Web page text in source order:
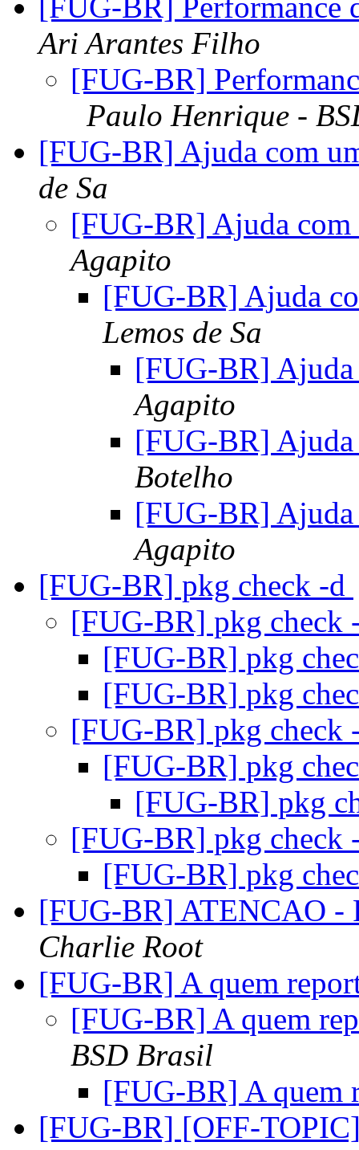
[FUG-BR]
Ari Arantes Filho
[FUG-BR]
Paulo Henrique -
[FUG-BR] Ajuda com
de Sa
[FUG-BR] Ajuda
Agapito
[FUG-BR] Ajuda
Lemos de Sa
[FUG-BR]
Agapito
[FUG-BR]
Botelho
[FUG-BR]
Agapito
[FUG-BR] pkg check -d
[FUG-BR] pkg check
[FUG-BR] pkg
[FUG-BR] pkg
[FUG-BR] pkg check
[FUG-BR] pkg
[FUG-BR] pkg
[FUG-BR] pkg check
[FUG-BR] pkg
[FUG-BR] ATENCAO -
Charlie Root
[FUG-BR] A quem
[FUG-BR] A quem
BSD Brasil
[FUG-BR] A quem
[FUG-BR] [OFF-